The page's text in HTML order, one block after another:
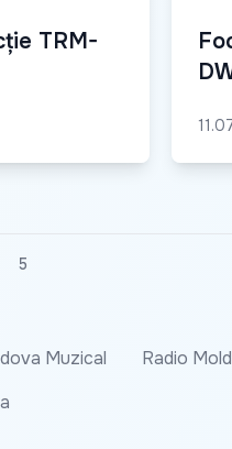
TRM-
5
Muzical Radio